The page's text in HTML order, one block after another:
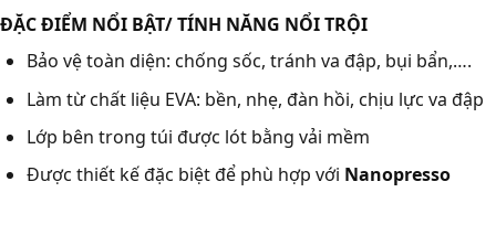
ĐẶC ĐIỂM NỔI BẬT/ TÍNH NĂNG NỔI TRỘI
Bảo vệ toàn diện: chống sốc, tránh va đập, bụi bẩn,….
Làm từ chất liệu EVA: bền, nhẹ, đàn hồi, chịu lực va đập
Lớp bên trong túi được lót bằng vải mềm
Được thiết kế đặc biệt để phù hợp với Nanopresso